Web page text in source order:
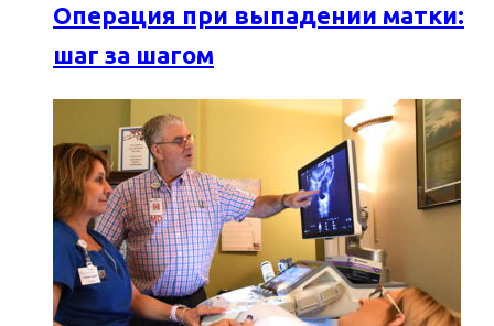
Операция при выпадении матки:
шаг за шагом